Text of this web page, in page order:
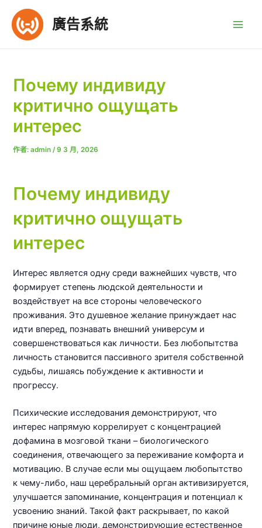
廣告系統
Почему индивиду
критично ощущать
интерес
作者:admin/9 3 月, 2026
Почему индивиду
критично ощущать
интерес
Интерес является одну среди важнейших чувств, что
формирует степень людской деятельности и
воздействует на все стороны человеческого
проживания. Это душевное желание принуждает нас
идти вперед, познавать внешний универсум и
совершенствоваться как личности. Без любопытства
личность становится пассивного зрителя собственной
судьбы, лишаясь побуждение к активности и
прогрессу.
Психические исследования демонстрируют, что
интерес напрямую коррелирует с концентрацией
дофамина в мозговой ткани – биологического
соединения, отвечающего за переживание комфорта и
мотивацию. В случае если мы ощущаем любопытство
к чему-либо, наш церебральный орган активизируется,
улучшается запоминание, концентрация и потенциал к
усвоению знаний. Такой факт раскрывает, по какой
причине юные люди, демонстрирующие естественное